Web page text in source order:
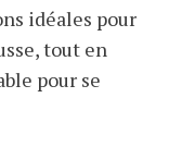
idéales pour
tout en
pour se